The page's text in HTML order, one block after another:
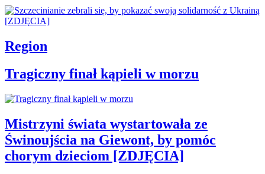
Region
Tragiczny finał kąpieli w morzu
Mistrzyni świata wystartowała ze
Świnoujścia na Giewont, by pomóc
chorym dzieciom [ZDJĘCIA]